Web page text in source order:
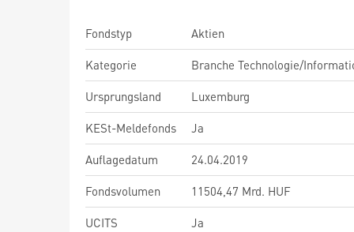
Fondstyp
Aktien
Kategorie
Branche Technologie/
Ursprungsland
Luxemburg
KESt-Meldefonds
Ja
Auflagedatum
24.04.2019
Fondsvolumen
11504,47 Mrd. HUF
UCITS
Ja